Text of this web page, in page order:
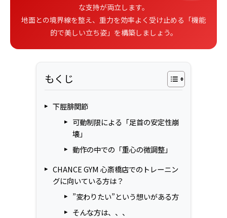
な支持が両立します。
地面との境界線を整え、重力を効率よく受け止める「機能
的で美しい立ち姿」を構築しましょう。
もくじ
下脛腓関節
可動制限による「足首の安定性崩
壊」
動作の中での「重心の微調整」
CHANCE GYM 心斎橋店でのトレーニン
グに向いている方は？
”変わりたい”という想いがある方
そんな方は、、、